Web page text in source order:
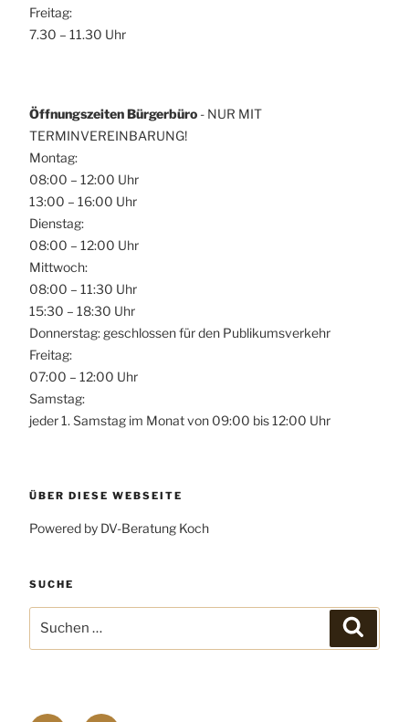
Freitag:
7.30 – 11.30 Uhr
Öffnungszeiten Bürgerbüro - NUR MIT
TERMINVEREINBARUNG!
Montag:
08:00 – 12:00 Uhr
13:00 – 16:00 Uhr
Dienstag:
08:00 – 12:00 Uhr
Mittwoch:
08:00 – 11:30 Uhr
15:30 – 18:30 Uhr
Donnerstag: geschlossen für den Publikumsverkehr
Freitag:
07:00 – 12:00 Uhr
Samstag:
jeder 1. Samstag im Monat von 09:00 bis 12:00 Uhr
ÜBER DIESE WEBSEITE
Powered by DV-Beratung Koch
SUCHE
nach: